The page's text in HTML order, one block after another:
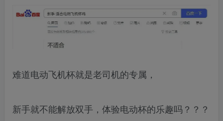
难道电动飞机杯就是老司机的专属，
新手就不能解放双手，体验电动杯的乐趣吗？？？